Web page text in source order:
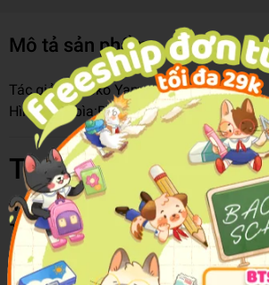
Mô tả sản phẩm
Tác giả:Tomoko Yamashita
Hình thức bìa:Bìa Mềm
Thông tin chi tiết
Mã hàng
8935325030123
Tên Nhà Cung Cấp
Skybooks
Tác giả
Tomoko Yamashita
Người Dịch
Anh Huỳnh